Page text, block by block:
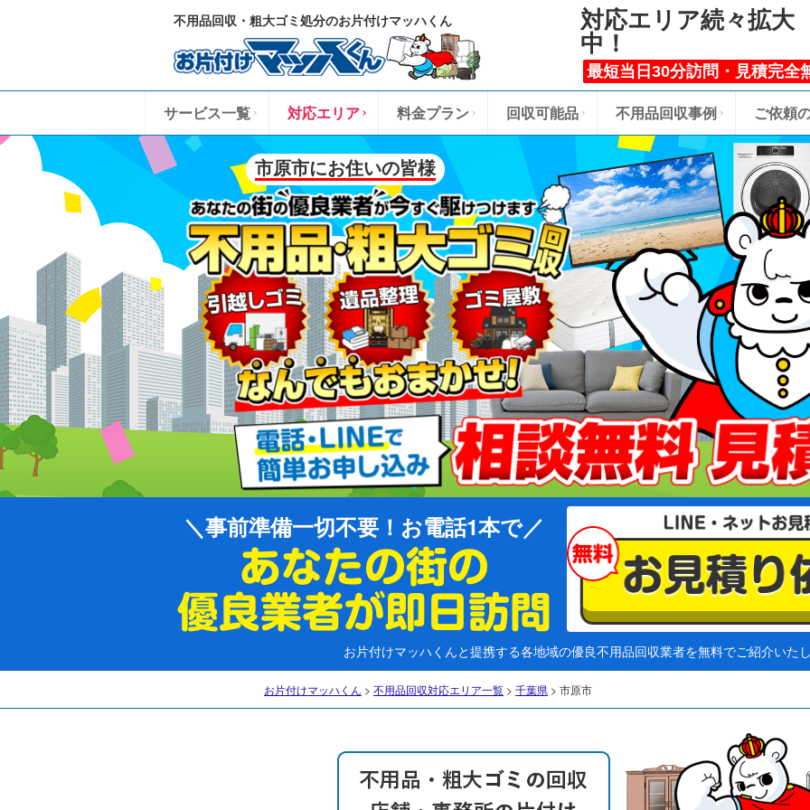
不用品回収・粗大ゴミ処分のお片付けマッハくん 対応エリア続々拡大
中！
最短当日30分訪問・見積完全
サービス一覧 対応エリア 料金プラン 回収可能品 不用品回収事例 ご依頼
市原市にお住いの皆様
事前準備一切不要！お電話1本で
お片付けマッハくんと提携する各地域の優良不用品回収業者を無料でご紹介いた
お片付けマッハくん > 不用品回収対応エリア一覧 > 千葉県 > 市原市